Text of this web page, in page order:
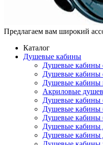
Предлагаем вам широкий
Каталог
Душевые кабины
Душевые кабины
Душевые кабины
Душевые кабины
Акриловые
Душевые кабины
Душевые кабины
Душевые кабины
Душевые кабины
Душевые кабины